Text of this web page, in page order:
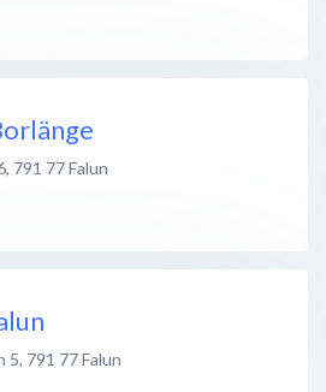
, 791 77Falun
5, 791 77Falun